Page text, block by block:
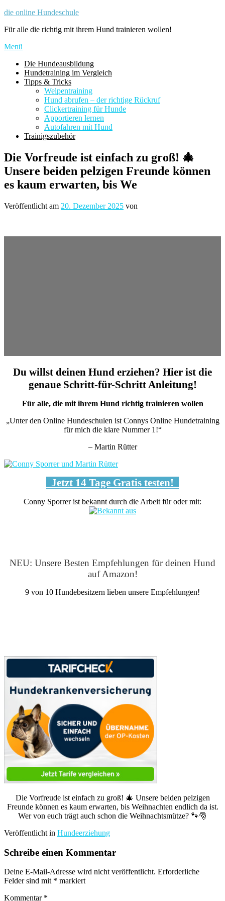
Zum
springen
die online Hundeschule
Für alle die richtig mit ihrem Hund trainieren wollen!
Menü
Die Hundeausbildung
Hundetraining im Vergleich
Tipps & Tricks
Welpentraining
Hund abrufen – der richtige Rückruf
Clickertraining für Hunde
Apportieren lernen
Autofahren mit Hund
Trainigszubehör
Die Vorfreude ist einfach zu groß! 🎄
Unsere beiden pelzigen Freunde können
es kaum erwarten, bis We
Veröffentlicht am 20. Dezember 2025 von
Du willst deinen Hund erziehen? Hier ist die
genaue Schritt-für-Schritt Anleitung!
Für alle, die mit ihrem Hund richtig trainieren wollen
„Unter den Online Hundeschulen ist Connys Online Hundetraining
für mich die klare Nummer 1!“
– Martin Rütter
Jetzt 14 Tage Gratis testen!
Conny Sporrer ist bekannt durch die Arbeit für oder mit:
NEU: Unsere Besten Empfehlungen für deinen Hund
auf Amazon!
9 von 10 Hundebesitzern lieben unsere Empfehlungen!
Die Vorfreude ist einfach zu groß! 🎄 Unsere beiden pelzigen
Freunde können es kaum erwarten, bis Weihnachten endlich da ist.
Wer von euch trägt auch schon die Weihnachtsmütze? 🐾🎅
Veröffentlicht in Hundeerziehung
Schreibe einen Kommentar
Deine E-Mail-Adresse wird nicht veröffentlicht. Erforderliche
Felder sind mit * markiert
Kommentar *